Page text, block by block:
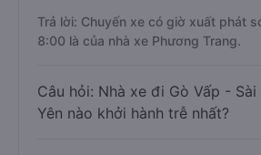
Trả lời: Chuyến xe có giờ xuất phát
8:00 là của nhà xe Phương Trang.
Câu hỏi: Nhà xe đi Gò Vấp - Sài
Yên nào khởi hành trễ nhất?